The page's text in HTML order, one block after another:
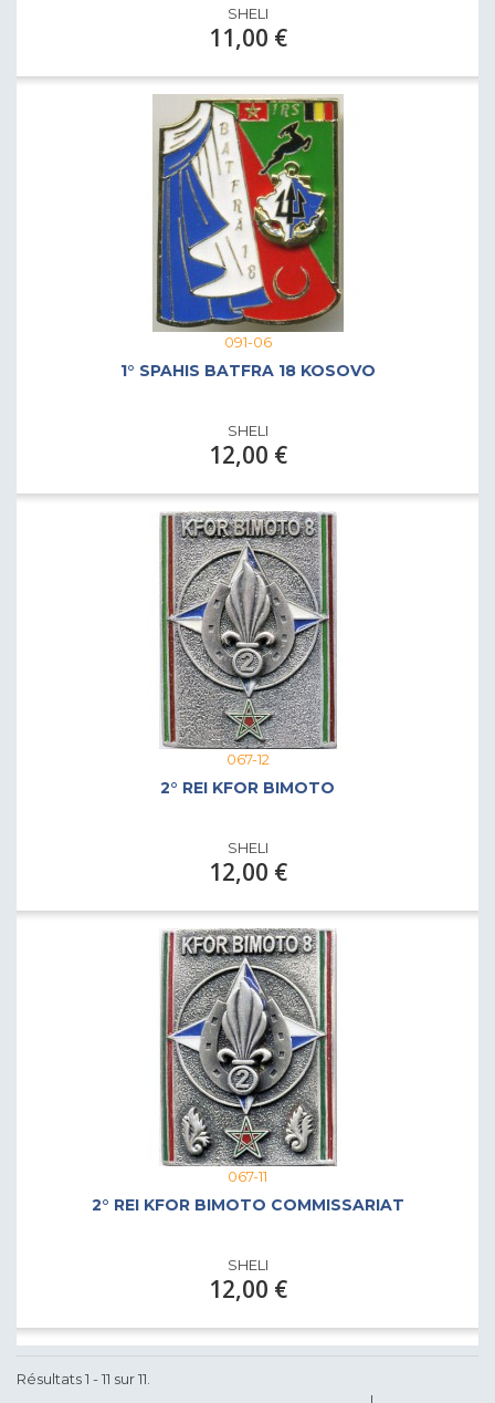
SHELI
11,00 €
091-06
1° SPAHIS BATFRA 18 KOSOVO
SHELI
12,00 €
067-12
2° REI KFOR BIMOTO
SHELI
12,00 €
067-11
2° REI KFOR BIMOTO COMMISSARIAT
SHELI
12,00 €
Résultats 1 - 11 sur 11.